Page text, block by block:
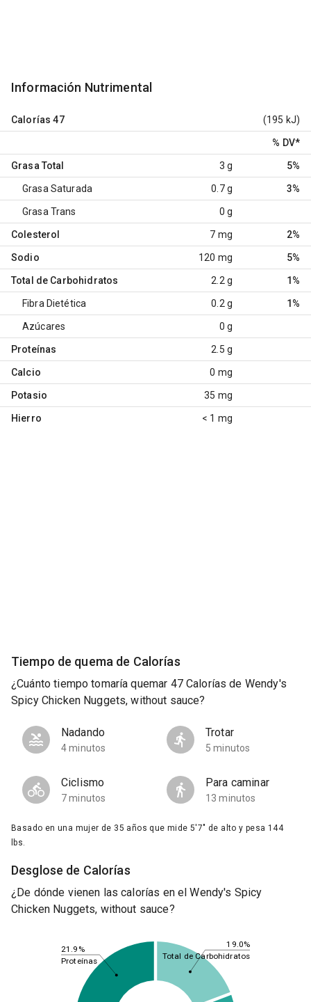
Información Nutrimental
Calorías 47 (195 kJ)
% DV*
Grasa Total 3 g 5%
Grasa Saturada 0.7 g 3%
Grasa Trans 0 g
Colesterol 7 mg 2%
Sodio 120 mg 5%
Total de Carbohidratos 2.2 g 1%
Fibra Dietética 0.2 g 1%
Azúcares 0 g
Proteínas 2.5 g
Calcio 0 mg
Potasio 35 mg
Hierro < 1 mg
Tiempo de quema de Calorías
¿Cuánto tiempo tomaría quemar 47 Calorías de Wendy's
Spicy Chicken Nuggets, without sauce?
Nadando
4 minutos
Trotar
5 minutos
Ciclismo
7 minutos
Para caminar
13 minutos
Basado en una mujer de 35 años que mide 5'7" de alto y pesa 144
lbs.
Desglose de Calorías
¿De dónde vienen las calorías en el Wendy's Spicy
Chicken Nuggets, without sauce?
19.0%
21.9%
Total de Carbohidratos
Proteínas